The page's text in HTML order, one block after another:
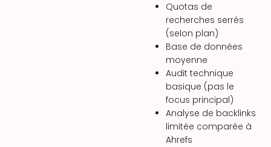
Quotas de
recherches serrés
(selon plan)
Base de données
moyenne
Audit technique
basique (pas le
focus principal)
Analyse de backlinks
limitée comparée à
Ahrefs